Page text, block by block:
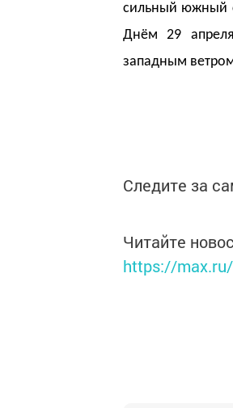
сильный южный
Днём 29
западным
Следите за
Читайте
https://